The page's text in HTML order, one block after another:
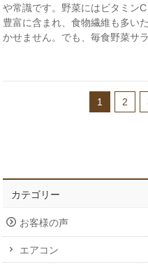
や常識です。野菜にはビタミン
豊富に含まれ、食物繊維も多い
かせません。でも、毎食野菜サ
1 2
カテゴリー
お客様の声
エアコン